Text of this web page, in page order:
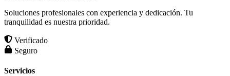
Soluciones profesionales con experiencia y dedicación. Tu
tranquilidad es nuestra prioridad.
Verificado
Seguro
Servicios